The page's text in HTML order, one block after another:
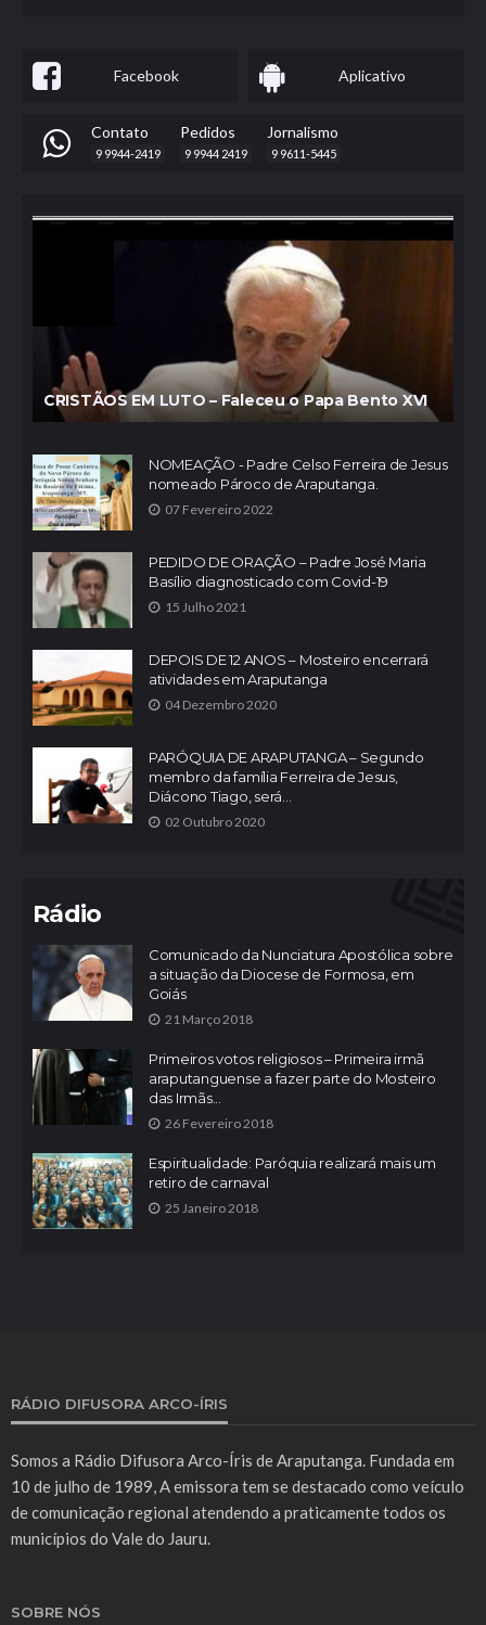
Facebook Aplicativo
Contato
9 9944-2419
Pedidos
9 9944 2419
Jornalismo
9 9611-5445
CRISTÃOS EM LUTO – Faleceu o Papa Bento XVI
NOMEAÇÃO - Padre Celso Ferreira de Jesus
nomeado Pároco de Araputanga.
07 Fevereiro 2022
PEDIDO DE ORAÇÃO – Padre José Maria
Basílio diagnosticado com Covid-19
15 Julho 2021
DEPOIS DE 12 ANOS – Mosteiro encerrará
atividades em Araputanga
04 Dezembro 2020
PARÓQUIA DE ARAPUTANGA – Segundo
membro da família Ferreira de Jesus,
Diácono Tiago, será...
02 Outubro 2020
Rádio
Comunicado da Nunciatura Apostólica sobre
a situação da Diocese de Formosa, em
Goiás
21 Março 2018
Primeiros votos religiosos – Primeira irmã
araputanguense a fazer parte do Mosteiro
das Irmãs...
26 Fevereiro 2018
Espiritualidade: Paróquia realizará mais um
retiro de carnaval
25 Janeiro 2018
RÁDIO DIFUSORA ARCO-ÍRIS
Somos a Rádio Difusora Arco-Íris de Araputanga. Fundada em
10 de julho de 1989, A emissora tem se destacado como veículo
de comunicação regional atendendo a praticamente todos os
municípios do Vale do Jauru.
SOBRE NÓS